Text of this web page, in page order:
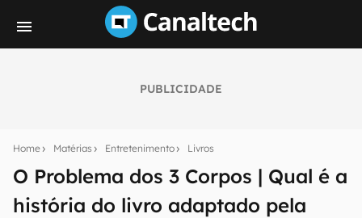
PUBLICIDADE
Home Matérias Entretenimento Livros
O Problema dos 3 Corpos | Qual é a
história do livro adaptado pela
notícias e reviews sobre tecnologia em primeira
mão.
E-mail